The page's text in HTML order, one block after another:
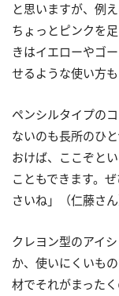
と思いますが、例
ちょっとピンクを
きはイエローやゴ
せるような使い方も
ペンシルタイプの
ないのも長所のひ
おけば、ここぞと
こともできます。
さいね」（仁藤さん
クレヨン型のアイ
か、使いにくいも
材でそれがまった